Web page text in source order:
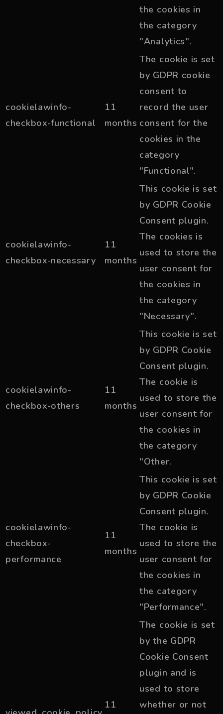
the cookies in
the category
"Analytics".
cookielawinfo-
checkbox-functional
11
months
The cookie is set
by GDPR cookie
consent to
record the user
consent for the
cookies in the
category
"Functional".
cookielawinfo-
checkbox-necessary
11
months
This cookie is set
by GDPR Cookie
Consent plugin.
The cookies is
used to store the
user consent for
the cookies in
the category
"Necessary".
cookielawinfo-
checkbox-others
11
months
This cookie is set
by GDPR Cookie
Consent plugin.
The cookie is
used to store the
user consent for
the cookies in
the category
"Other.
cookielawinfo-
checkbox-
performance
11
months
This cookie is set
by GDPR Cookie
Consent plugin.
The cookie is
used to store the
user consent for
the cookies in
the category
"Performance".
11
The cookie is set
by the GDPR
Cookie Consent
plugin and is
used to store
whether or not